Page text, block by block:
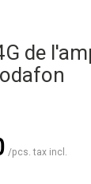
de
/pcs. tax incl.